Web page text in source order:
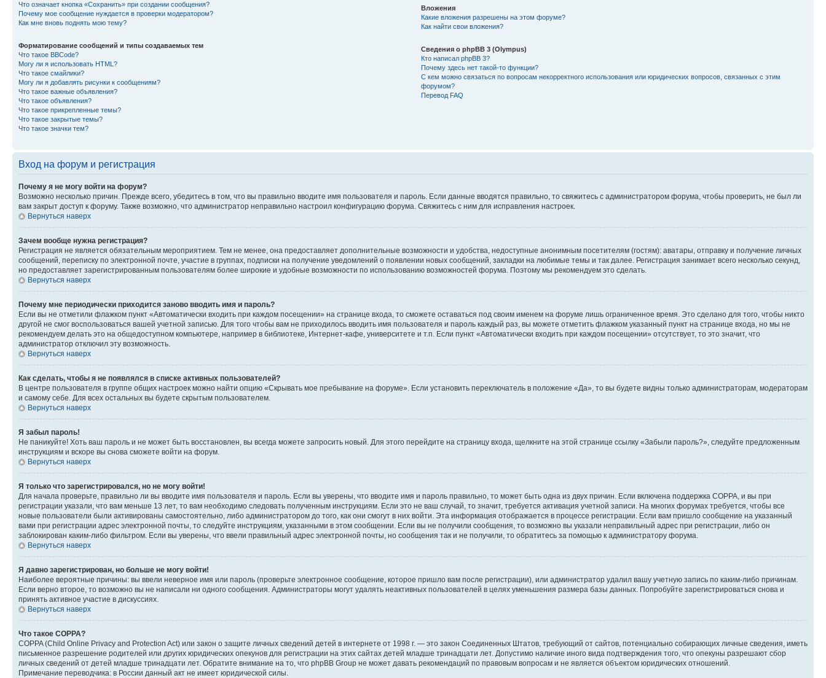
Что означает кнопка «Сохранить» при создании сообщения?
Почему мое сообщение нуждается в проверки модератором?
Как мне вновь поднять мою тему?
Форматирование сообщений и типы создаваемых тем
Что такое BBCode?
Могу ли я использовать HTML?
Что такое смайлики?
Могу ли я добавлять рисунки к сообщениям?
Что такое важные объявления?
Что такое объявления?
Что такое прикрепленные темы?
Что такое закрытые темы?
Что такое значки тем?
Вложения
Какие вложения разрешены на этом форуме?
Как найти свои вложения?
Сведения о phpBB 3 (Olympus)
Кто написал phpBB 3?
Почему здесь нет такой-то функции?
С кем можно связаться по вопросам некорректного использования или юридических вопросов, связанных с этим
форумом?
Перевод FAQ
Вход на форум и регистрация
Почему я не могу войти на форум?
Возможно несколько причин. Прежде всего, убедитесь в том, что вы правильно вводите имя пользователя и пароль. Если данные вводятся правильно, то свяжитесь с администратором форума, чтобы проверить, не был ли
вам закрыт доступ к форуму. Также возможно, что администратор неправильно настроил конфигурацию форума. Свяжитесь с ним для исправления настроек.
Вернуться наверх
Зачем вообще нужна регистрация?
Регистрация не является обязательным мероприятием. Тем не менее, она предоставляет дополнительные возможности и удобства, недоступные анонимным посетителям (гостям): аватары, отправку и получение личных
сообщений, переписку по электронной почте, участие в группах, подписки на получение уведомлений о появлении новых сообщений, закладки на любимые темы и так далее. Регистрация занимает всего несколько секунд,
но предоставляет зарегистрированным пользователям более широкие и удобные возможности по использованию возможностей форума. Поэтому мы рекомендуем это сделать.
Вернуться наверх
Почему мне периодически приходится заново вводить имя и пароль?
Если вы не отметили флажком пункт «Автоматически входить при каждом посещении» на странице входа, то сможете оставаться под своим именем на форуме лишь ограниченное время. Это сделано для того, чтобы никто
другой не смог воспользоваться вашей учетной записью. Для того чтобы вам не приходилось вводить имя пользователя и пароль каждый раз, вы можете отметить флажком указанный пункт на странице входа, но мы не
рекомендуем делать это на общедоступном компьютере, например в библиотеке, Интернет-кафе, университете и т.п. Если пункт «Автоматически входить при каждом посещении» отсутствует, то это значит, что
администратор отключил эту возможность.
Вернуться наверх
Как сделать, чтобы я не появлялся в списке активных пользователей?
В центре пользователя в группе общих настроек можно найти опцию «Скрывать мое пребывание на форуме». Если установить переключатель в положение «Да», то вы будете видны только администраторам, модераторам
и самому себе. Для всех остальных вы будете скрытым пользователем.
Вернуться наверх
Я забыл пароль!
Не паникуйте! Хоть ваш пароль и не может быть восстановлен, вы всегда можете запросить новый. Для этого перейдите на страницу входа, щелкните на этой странице ссылку «Забыли пароль?», следуйте предложенным
инструкциям и вскоре вы снова сможете войти на форум.
Вернуться наверх
Я только что зарегистрировался, но не могу войти!
Для начала проверьте, правильно ли вы вводите имя пользователя и пароль. Если вы уверены, что вводите имя и пароль правильно, то может быть одна из двух причин. Если включена поддержка COPPA, и вы при
регистрации указали, что вам меньше 13 лет, то вам необходимо следовать полученным инструкциям. Если это не ваш случай, то значит, требуется активация учетной записи. На многих форумах требуется, чтобы все
новые пользователи были активированы самостоятельно, либо администратором до того, как они смогут в них войти. Эта информация отображается в процессе регистрации. Если вам пришло сообщение на указанный
вами при регистрации адрес электронной почты, то следуйте инструкциям, указанными в этом сообщении. Если вы не получили сообщения, то возможно вы указали неправильный адрес при регистрации, либо он
заблокирован каким-либо фильтром. Если вы уверены, что ввели правильный адрес электронной почты, но сообщения так и не получили, то обратитесь за помощью к администратору форума.
Вернуться наверх
Я давно зарегистрирован, но больше не могу войти!
Наиболее вероятные причины: вы ввели неверное имя или пароль (проверьте электронное сообщение, которое пришло вам после регистрации), или администратор удалил вашу учетную запись по каким-либо причинам.
Если верно второе, то возможно вы не написали ни одного сообщения. Администраторы могут удалять неактивных пользователей в целях уменьшения размера базы данных. Попробуйте зарегистрироваться снова и
принять активное участие в дискуссиях.
Вернуться наверх
Что такое COPPA?
COPPA (Child Online Privacy and Protection Act) или закон о защите личных сведений детей в интернете от 1998 г. — это закон Соединенных Штатов, требующий от сайтов, потенциально собирающих личные сведения, иметь
письменное разрешение родителей или других юридических опекунов для регистрации на этих сайтах детей младше тринадцати лет. Допустимо наличие иного вида подтверждения того, что опекуны разрешают сбор
личных сведений от детей младше тринадцати лет. Обратите внимание на то, что phpBB Group не может давать рекомендаций по правовым вопросам и не является объектом юридических отношений.
Примечание переводчика: в России данный акт не имеет юридической силы.